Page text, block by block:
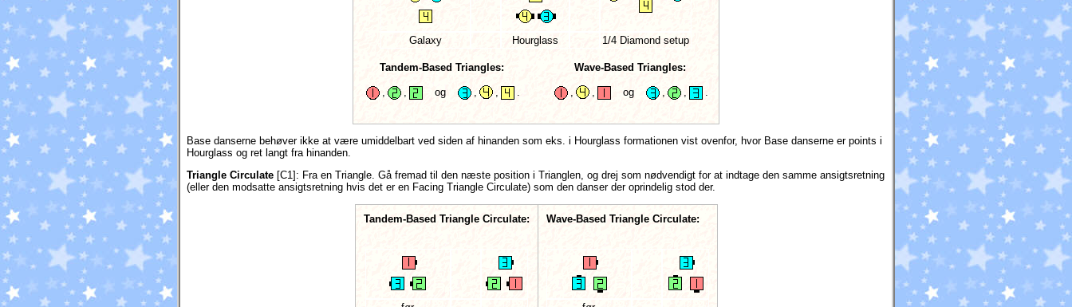
Galaxy Hourglass 1/4 Diamond setup
Tandem-Based Triangles:
, , og , , .
Wave-Based Triangles:
, , og , , .
Base danserne behøver ikke at være umiddelbart ved siden af hinanden som eks. i Hourglass formationen vist ovenfor, hvor Base danserne er points i
Hourglass og ret langt fra hinanden.
Triangle Circulate [C1]: Fra en Triangle. Gå fremad til den næste position i Trianglen, og drej som nødvendigt for at indtage den samme ansigtsretning
(eller den modsatte ansigtsretning hvis det er en Facing Triangle Circulate) som den danser der oprindelig stod der.
Tandem-Based Triangle Circulate: Wave-Based Triangle Circulate: